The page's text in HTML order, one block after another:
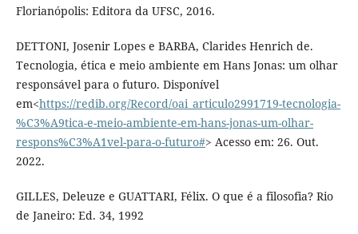
Florianópolis: Editora da UFSC, 2016.
DETTONI, Josenir Lopes e BARBA, Clarides Henrich de.
Tecnologia, ética e meio ambiente em Hans Jonas: um olhar
responsável para o futuro. Disponível
em<https://redib.org/Record/oai_articulo2991719-tecnologia-
%C3%A9tica-e-meio-ambiente-em-hans-jonas-um-olhar-
respons%C3%A1vel-para-o-futuro#> Acesso em: 26. Out.
2022.
GILLES, Deleuze e GUATTARI, Félix. O que é a filosofia? Rio
de Janeiro: Ed. 34, 1992